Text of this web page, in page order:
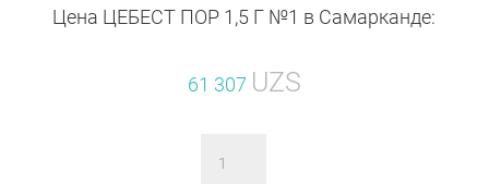
Цена ЦЕБЕСТ ПОР 1,5 Г №1 в Самарканде:
61 307 UZS